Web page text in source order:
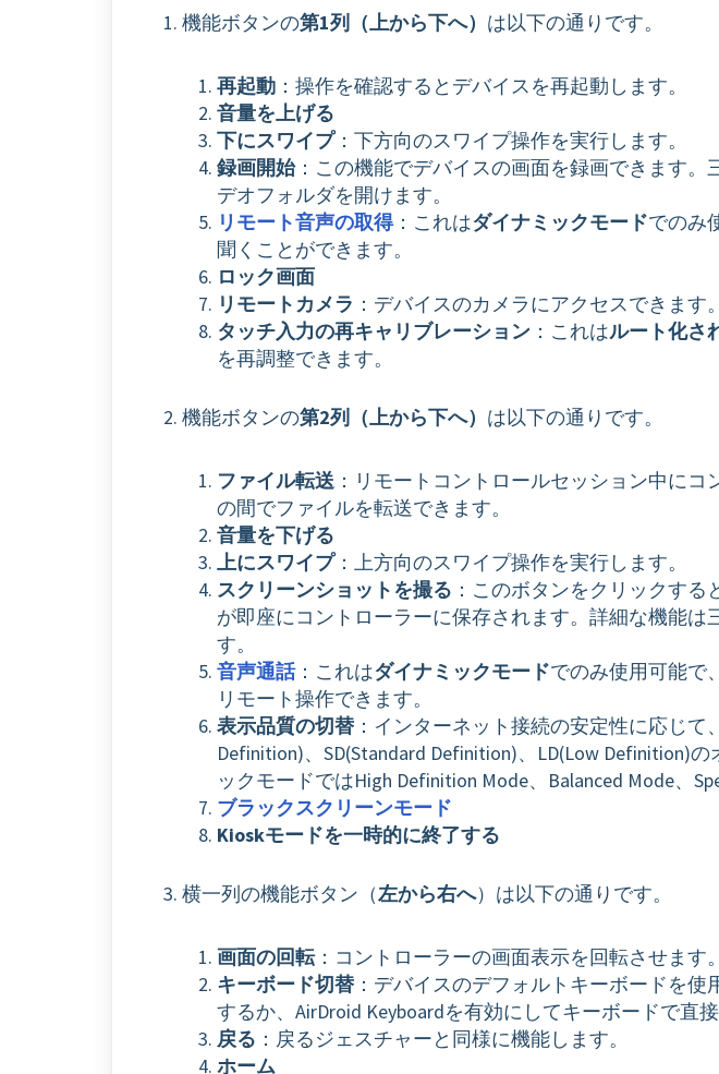
機能ボタンの第1列（上から下へ） は以下の通りです。
再起動 ：操作を確認するとデバイスを再起動します。
音量を上げる
下にスワイプ：下方向のスワイプ操作を実行します。
録画開始：この機能でデバイスの画面を録画できます。
デオフォルダを開けます。
リモート音声の取得：これはダイナミックモードでのみ
聞くことができます。
ロック画面
リモートカメラ ：デバイスのカメラにアクセスできます。
タッチ入力の再キャリブレーション ：これはルート化さ
を再調整できます。
機能ボタンの第2列（上から下へ） は以下の通りです。
ファイル転送 ：リモートコントロールセッション中に
の間でファイルを転送できます。
音量を下げる
上にスワイプ：上方向のスワイプ操作を実行します。
スクリーンショットを撮る ：このボタンをクリックす
が即座にコントローラーに保存されます。詳細な機能は
す。
音声通話：これはダイナミックモードでのみ使用可能で
リモート操作できます。
表示品質の切替 ：インターネット接続の安定性に応じて
Definition)、SD(Standard Definition)、LD(Low Definition)
ックモードではHigh Definition Mode、Balanced Mode、
ブラックスクリーンモード
Kioskモードを一時的に終了する
横一列の機能ボタン（左から右へ）は以下の通りです。
画面の回転：コントローラーの画面表示を回転させます。
キーボード切替 ：デバイスのデフォルトキーボードを
するか、AirDroid Keyboardを有効にしてキーボードで直接
戻る ：戻るジェスチャーと同様に機能します。
ホーム